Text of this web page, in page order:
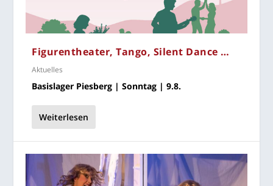
Figu­ren­thea­ter, Tan­go, Silent Dance …
Aktuelles
Basis­la­ger Pies­berg | Sonn­tag | 9.8.
Weiterlesen